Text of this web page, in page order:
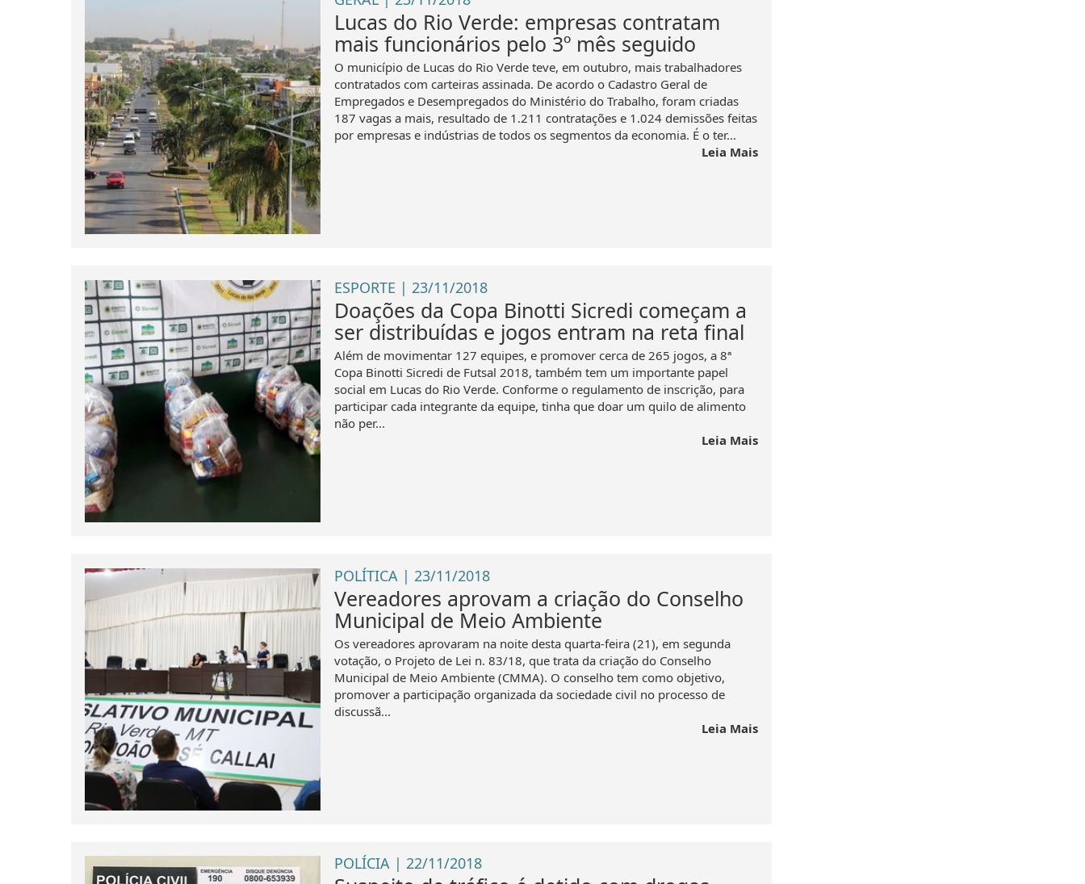
Lucas do Rio Verde: empresas contratam
mais funcionários pelo 3º mês seguido
O município de Lucas do Rio Verde teve, em outubro, mais trabalhadores
contratados com carteiras assinada. De acordo o Cadastro Geral de
Empregados e Desempregados do Ministério do Trabalho, foram criadas
187 vagas a mais, resultado de 1.211 contratações e 1.024 demissões feitas
por empresas e indústrias de todos os segmentos da economia. É o ter...
Leia Mais
ESPORTE | 23/11/2018
Doações da Copa Binotti Sicredi começam a
ser distribuídas e jogos entram na reta final
Além de movimentar 127 equipes, e promover cerca de 265 jogos, a 8ª
Copa Binotti Sicredi de Futsal 2018, também tem um importante papel
social em Lucas do Rio Verde. Conforme o regulamento de inscrição, para
participar cada integrante da equipe, tinha que doar um quilo de alimento
não per...
Leia Mais
POLÍTICA | 23/11/2018
Vereadores aprovam a criação do Conselho
Municipal de Meio Ambiente
Os vereadores aprovaram na noite desta quarta-feira (21), em segunda
votação, o Projeto de Lei n. 83/18, que trata da criação do Conselho
Municipal de Meio Ambiente (CMMA). O conselho tem como objetivo,
promover a participação organizada da sociedade civil no processo de
discussã...
Leia Mais
POLÍCIA | 22/11/2018